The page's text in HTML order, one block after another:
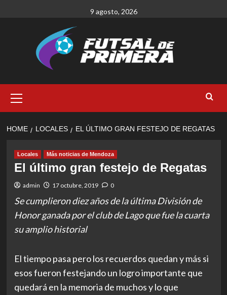
9 agosto, 2026
Menu
HOME LOCALES EL ÚLTIMO GRAN FESTEJO DE REGATAS
Locales Más noticias de Mendoza
El último gran festejo de Regatas
admin 17 octubre, 2019 0
Se cumplieron diez años de la última División de
Honor ganada por el club de Lago que fue la cuarta
su amplio historial
El tiempo pasa pero los recuerdos quedan y más si
esos fueron festejando un logro importante que
quedará en la memoria de muchos y lo que